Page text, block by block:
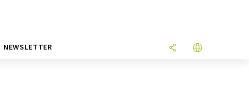
NEWSLETTER